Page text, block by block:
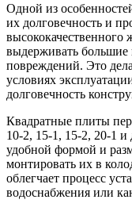
Одной из
их долговечность и
высококачественного
выдерживать большие
повреждений. Это
условиях
долговечность
Квадратные плиты
10-2, 15-1, 15-2, 20-1 и
удобной формой и
монтировать их в
облегчает процесс
водоснабжения или